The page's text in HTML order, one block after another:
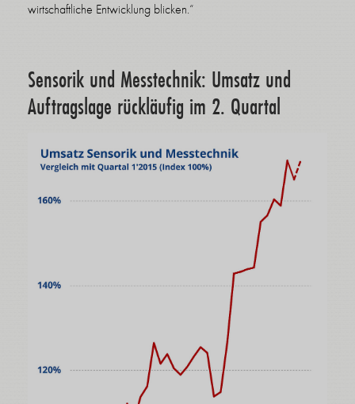
wirtschaftliche Entwicklung blicken.“
Sensorik und Messtechnik: Umsatz und
Auftragslage rückläufig im 2. Quartal